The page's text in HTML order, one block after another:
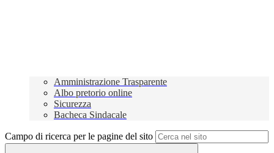
Amministrazione Trasparente
Albo pretorio online
Sicurezza
Bacheca Sindacale
Campo di ricerca per le pagine del sito